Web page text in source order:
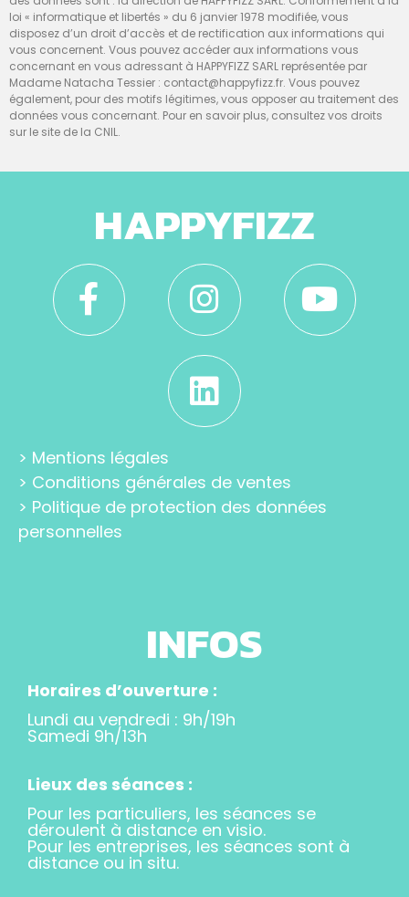
loi « informatique et libertés » du 6 janvier 1978 modifiée, vous
disposez d’un droit d’accès et de rectification aux informations qui
vous concernent. Vous pouvez accéder aux informations vous
concernant en vous adressant à HAPPYFIZZ SARL représentée par
Madame Natacha Tessier : contact@happyfizz.fr. Vous pouvez
également, pour des motifs légitimes, vous opposer au traitement des
données vous concernant. Pour en savoir plus, consultez vos droits
sur le site de la CNIL.
HAPPYFIZZ
> Mentions légales
> Conditions générales de ventes
> Politique de protection des données
personnelles
INFOS
Horaires d’ouverture :
Lundi au vendredi : 9h/19h
Samedi 9h/13h
Lieux des séances :
Pour les particuliers, les séances se
déroulent à distance en visio.
Pour les entreprises, les séances sont à
distance ou in situ.